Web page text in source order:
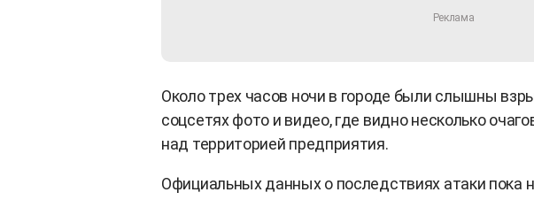
Около трех часов ночи в городе были слышны
соцсетях фото и видео, где видно несколько
над территорией предприятия.
Официальных данных о последствиях атаки пока